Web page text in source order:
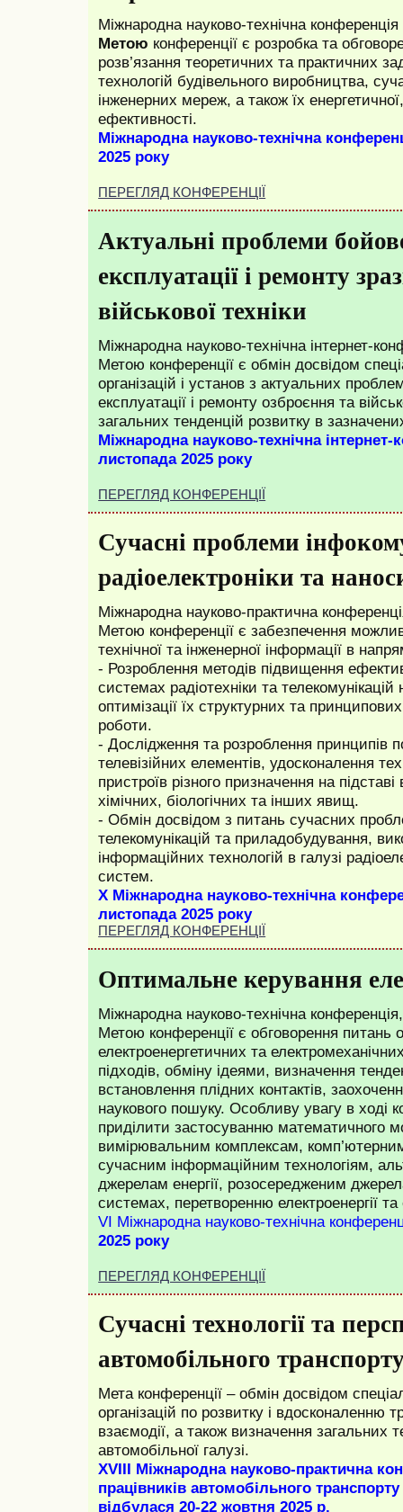
Міжнародна науково-технічна
Метою конференції є розробка та
розв’язання теоретичних та практичних
технологій будівельного виробництва,
інженерних мереж, а також їх
ефективності.
Міжнародна науково-технічна
2025 року
ПЕРЕГЛЯД КОНФЕРЕНЦІЇ
Актуальні проблеми
експлуатації і ремонту
військової техніки
Міжнародна науково-технічна інтернет-
Метою конференції є обмін досвідом
організацій і установ з актуальних
експлуатації і ремонту озброєння та
загальних тенденцій розвитку в
Міжнародна науково-технічна
листопада 2025 року
ПЕРЕГЛЯД КОНФЕРЕНЦІЇ
Сучасні проблеми
радіоелектроніки та
Mіжнародна науково-практична
Метою конференції є забезпечення
технічної та інженерної інформації в
- Розроблення методів підвищення
системах радіотехніки та телекомунікацій
оптимізації їх структурних та
роботи.
- Дослідження та розроблення принципів
телевізійних елементів, удосконалення
пристроїв різного призначення на
хімічних, біологічних та інших явищ.
- Обмін досвідом з питань сучасних
телекомунікацій та приладобудування,
інформаційних технологій в галузі
систем.
X Міжнародна науково-технічна
листопада 2025 року
ПЕРЕГЛЯД КОНФЕРЕНЦІЇ
Оптимальне керування
Міжнародна науково-технічна
Метою конференції є обговорення питань
електроенергетичних та
підходів, обміну ідеями, визначення
встановлення плідних контактів,
наукового пошуку. Особливу увагу в ході
приділити застосуванню математичного
вимірювальним комплексам,
сучасним інформаційним технологіям,
джерелам енергії, розосередженим
системах, перетворенню електроенергії
VI Міжнародна науково-технічна
2025 року
ПЕРЕГЛЯД КОНФЕРЕНЦІЇ
Сучасні технології та
автомобільного
Мета конференції – обмін досвідом
організацій по розвитку і вдосконаленню
взаємодії, а також визначення загальних
автомобільної галузі.
ХVIII Міжнародна науково-практична
працівників автомобільного
відбулася 20-22 жовтня 2025 р.